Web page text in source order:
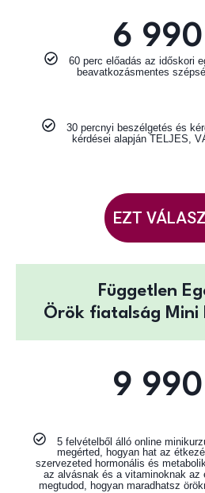
6
60 perc előadás az időskori
beavatkozásmentes
30 percnyi beszélgetés és
kérdései alapján TELJES,
EZT
Független
Örök fiatalság Mini
9
5 felvételből álló online
megérted, hogyan hat az
szervezeted hormonális és
az alvásnak és a vitaminoknak az
megtudod, hogyan maradhatsz